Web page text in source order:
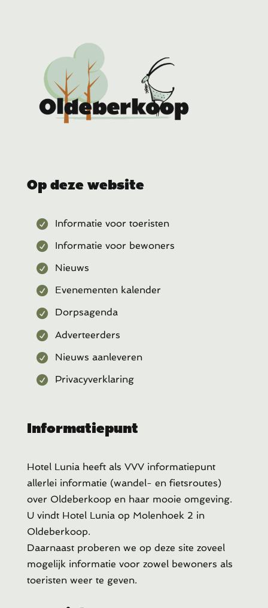
Op deze website
Informatie voor toeristen
Informatie voor bewoners
Nieuws
Evenementen kalender
Dorpsagenda
Adverteerders
Nieuws aanleveren
Privacyverklaring
Informatiepunt
Hotel Lunia heeft als VVV informatiepunt
allerlei informatie (wandel- en fietsroutes)
over Oldeberkoop en haar mooie omgeving.
U vindt Hotel Lunia op Molenhoek 2 in
Oldeberkoop.
Daarnaast proberen we op deze site zoveel
mogelijk informatie voor zowel bewoners als
toeristen weer te geven.